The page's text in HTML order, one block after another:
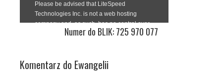
Numer do BLIK: 725 970 077
Komentarz do Ewangelii